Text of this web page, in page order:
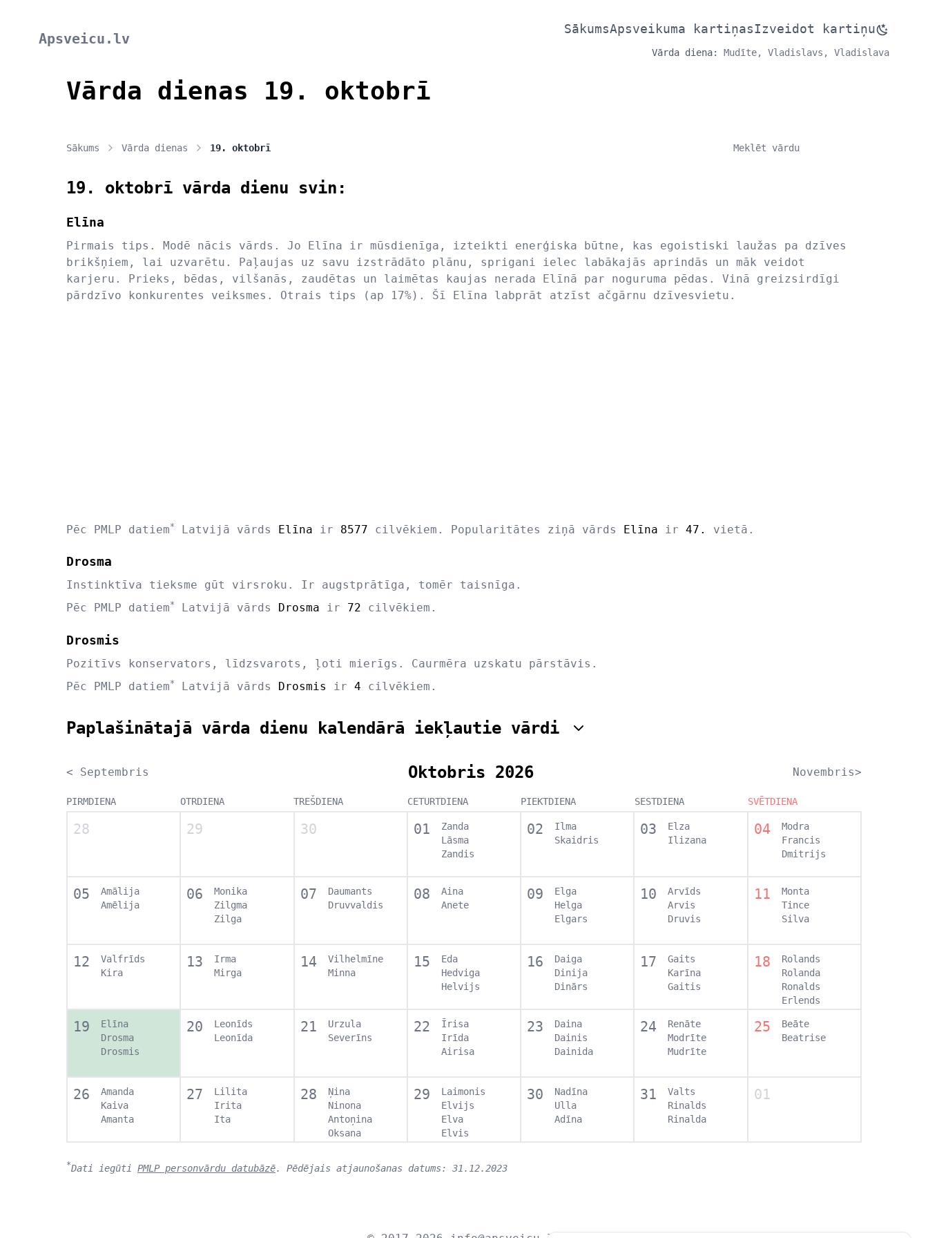
Apsveicu.lv
SākumsApsveikuma kartiņasIzveidot kartiņu
Vārda diena: Mudīte, Vladislavs, Vladislava
Vārda dienas 19. oktobrī
Sākums Vārda dienas 19. oktobrī
19. oktobrī vārda dienu svin:
Elīna
Pirmais tips. Modē nācis vārds. Jo Elīna ir mūsdienīga, izteikti enerģiska būtne, kas egoistiski laužas pa dzīves
brikšņiem, lai uzvarētu. Paļaujas uz savu izstrādāto plānu, sprigani ielec labākajās aprindās un māk veidot
karjeru. Prieks, bēdas, vilšanās, zaudētas un laimētas kaujas nerada Elīnā par noguruma pēdas. Vinā greizsirdīgi
pārdzīvo konkurentes veiksmes. Otrais tips (ap 17%). Šī Elīna labprāt atzīst ačgārnu dzīvesvietu.
Pēc PMLP datiem* Latvijā vārds Elīna ir 8577 cilvēkiem. Popularitātes ziņā vārds Elīna ir 47. vietā.
Drosma
Instinktīva tieksme gūt virsroku. Ir augstprātīga, tomēr taisnīga.
Pēc PMLP datiem* Latvijā vārds Drosma ir 72 cilvēkiem.
Drosmis
Pozitīvs konservators, līdzsvarots, ļoti mierīgs. Caurmēra uzskatu pārstāvis.
Pēc PMLP datiem* Latvijā vārds Drosmis ir 4 cilvēkiem.
Paplašinātajā vārda dienu kalendārā iekļautie vārdi
< Septembris Oktobris 2026 Novembris>
PIRMDIENA OTRDIENA TREŠDIENA CETURTDIENA PIEKTDIENA SESTDIENA SVĒTDIENA
28 29 30 01
Zanda
Lāsma
Zandis
02
Ilma
Skaidris
03
Elza
Ilizana
04
Modra
Francis
Dmitrijs
05
Amālija
Amēlija
06
Monika
Zilgma
Zilga
07
Daumants
Druvvaldis
08
Aina
Anete
09
Elga
Helga
Elgars
10
Arvīds
Arvis
Druvis
11
Monta
Tince
Silva
12
Valfrīds
Kira
13
Irma
Mirga
14
Vilhelmīne
Minna
15
Eda
Hedviga
Helvijs
16
Daiga
Dinija
Dinārs
17
Gaits
Karīna
Gaitis
18
Rolands
Rolanda
Ronalds
Erlends
19
Elīna
Drosma
Drosmis
20
Leonīds
Leonīda
21
Urzula
Severīns
22
Īrisa
Irīda
Airisa
23
Daina
Dainis
Dainida
24
Renāte
Modrīte
Mudrīte
25
Beāte
Beatrise
26
Amanda
Kaiva
Amanta
27
Lilita
Irita
Ita
28
Ņina
Ninona
Antoņina
Oksana
29
Laimonis
Elvijs
Elva
Elvis
30
Nadīna
Ulla
Adīna
31
Valts
Rinalds
Rinalda
01
*Dati iegūti PMLP personvārdu datubāzē. Pēdējais atjaunošanas datums: 31.12.2023